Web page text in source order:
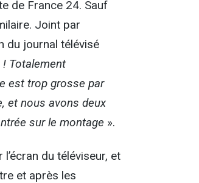
de France 24. Sauf
Joint par
du journal télévisé
! Totalement
est trop grosse par
et nous avons deux
sur le montage ».
du téléviseur, et
et après les